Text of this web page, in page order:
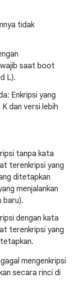
tidak
wajib saat boot
L).
Enkripsi yang
dan versi lebih
tanpa kata
terenkripsi yang
ditetapkan
menjalankan
baru).
dengan kata
terenkripsi yang
mengenkripsi
secara rinci di